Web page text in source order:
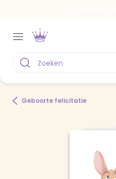
Geboorte felicitatie